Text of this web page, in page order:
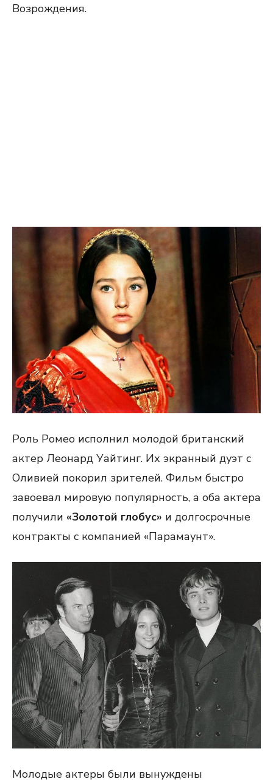
Возрождения.
Роль Ромео исполнил молодой британский
актер Леонард Уайтинг. Их экранный дуэт с
Оливией покорил зрителей. Фильм быстро
завоевал мировую популярность, а оба актера
получили «Золотой глобус» и долгосрочные
контракты с компанией «Парамаунт».
Молодые актеры были вынуждены